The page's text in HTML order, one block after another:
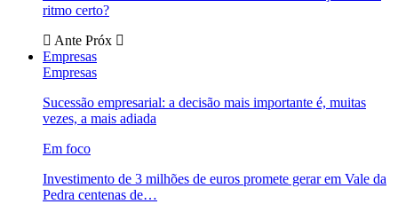
ritmo certo?
Ante Próx
Empresas
Empresas
Sucessão empresarial: a decisão mais importante é, muitas
vezes, a mais adiada
Em foco
Investimento de 3 milhões de euros promete gerar em Vale da
Pedra centenas de…